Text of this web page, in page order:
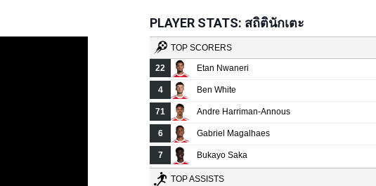
PLAYER STATS: สถิตินักเตะ